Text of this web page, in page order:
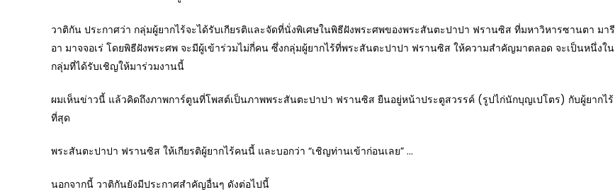
วาติกัน ประกาศว่า กลุ่มผู้ยากไร้จะได้รับเกียรติและจัดที่นั่งพิเศษในพิธีฝังพระศพของพระสันตะปาปา ฟรานซิส ที่มหาวิหารซานตา มารี
อา มาจจอเร่ โดยพิธีฝังพระศพ จะมีผู้เข้าร่วมไม่กี่คน ซึ่งกลุ่มผู้ยากไร้ที่พระสันตะปาปา ฟรานซิส ให้ความสำคัญมาตลอด จะเป็นหนึ่งใน
กลุ่มที่ได้รับเชิญให้มาร่วมงานนี้
ผมเห็นข่าวนี้ แล้วคิดถึงภาพการ์ตูนที่โพสต์เป็นภาพพระสันตะปาปา ฟรานซิส ยืนอยู่หน้าประตูสวรรค์ (รูปไก่นักบุญเปโตร) กับผู้ยากไร้
ที่สุด
พระสันตะปาปา ฟรานซิส ให้เกียรติผู้ยากไร้คนนี้ และบอกว่า “เชิญท่านเข้าก่อนเลย” …
นอกจากนี้ วาติกันยังมีประกาศสำคัญอื่นๆ ดังต่อไปนี้